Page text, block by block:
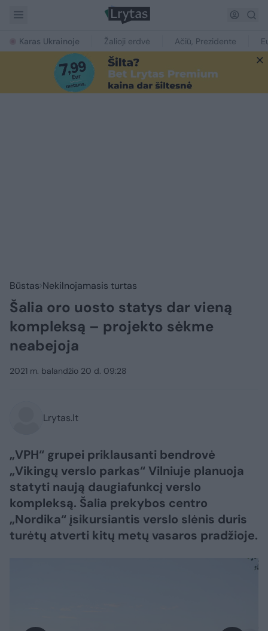
Karas Ukrainoje Žalioji erdvė Ačiū, Prezidente
Būstas Nekilnojamasis turtas
Šalia oro uosto statys dar vieną
kompleksą – projekto sėkme
neabejoja
2021 m. balandžio 20 d. 09:28
Lrytas.lt
„VPH“ grupei priklausanti bendrovė
„Vikingų verslo parkas“ Vilniuje planuoja
statyti naują daugiafunkcį verslo
kompleksą. Šalia prekybos centro
„Nordika“ įsikursiantis verslo slėnis duris
turėtų atverti kitų metų vasaros pradžioje.